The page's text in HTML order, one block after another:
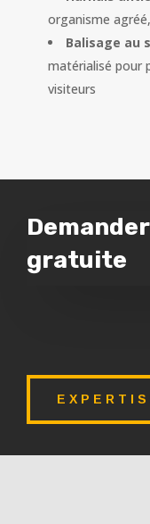
organisme
Balisage au
matérialisé pour
visiteurs
gratuite